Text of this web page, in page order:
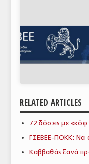
ΕΙΔΗΣΕΙΣ
ΕΥΡΩΠΑΪΚΕΣ ΑΠΟΦΑΣΕΙΣ
ΕΜΠΟΡΙΚΟΣ ΚΑΤΑΛΟΓΟΣ
ΠΑΡΑΓΩΓΗ & ΕΜΠΟΡΙΑ
RELATED ARTICLES
72 δόσεις με
ΓΣΕΒΕΕ-ΠΟΚΚ: Να
Καββαθάς ξανά